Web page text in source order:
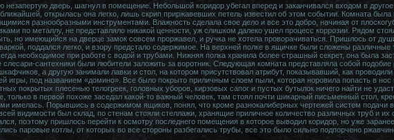
незапертую дверь, шагнул в помещение. Небольшой коридор убегал вперед и заканчивался входом в
открылась она легко, лишь скрип приржавевших петель известил об этом событии. Комната
разнообразными инструментами. Влажность сделала свое дело и все это добро, начиная от
по металлу, не представляло никакой ценности, уж слишком далеко ушел процесс коррозии. Рядом
но имеющийся на дверце замок совсем проржавел, и ручка не хотела проворачиваться. Пришлось от
поддался легко, и взору предстало содержимое. На верхней полке в ящичке были сложены
необходимое при работе с водой и трубами. Нижняя полка хранила более страшный секрет, она была
сантехники были любители заложить за воротник. Следующая комната представляла собой
а другую занимали лавки и стол, на котором присутствовал атрибут, показывавший, как
игры, под названием «домино». Все было покрыто приличным слоем пыли, которая норовила попасть в
покрытых плесенью телогреек, головных уборов, кирзовых сапог и пустых бутылок ничего найти не
только в первой похоже заседал какой-то важный человек, там стоял почти шикарный письменный стол,
имелась. Порывшись в содержимом ящиков, понял, что кроме разнокалиберных чертежей систем подачи
видимости был склад, по стенам стояли стеллажи, хранящие приличное количество различных труб и
поэтому пришлось перейти к осмотру последнего помещения в которое выводил коридор, но уже
паровые котлы, от которых во все стороны разбегались трубы, все это было сильно подпорчено